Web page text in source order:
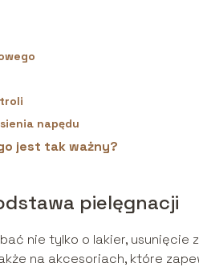
napędu
jest tak ważny?
pielęgnacji
nie tylko o lakier, usunięcie
na akcesoriach, które